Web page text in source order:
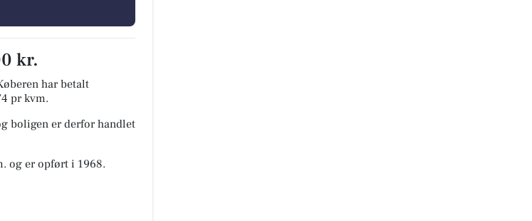
kr.
har betalt
pr kvm.
boligen er derfor handlet
og er opført i 1968.